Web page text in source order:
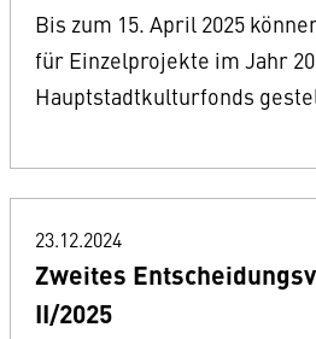
Bis zum 15. April 2025
für Einzelprojekte im Jahr
Hauptstadtkulturfonds
23.12.2024
Zweites
II/2025